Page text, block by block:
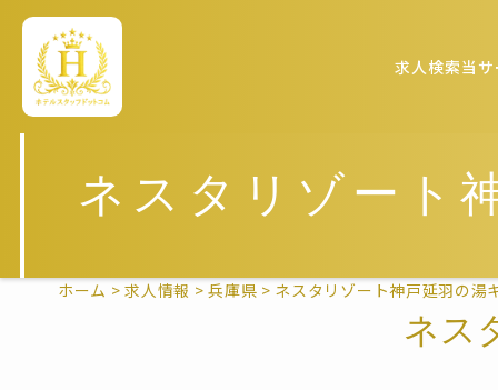
求人検索当
ネスタリゾート
ホーム >求人情報 >兵庫県 > ネスタリゾート神戸延羽の湯
ネス